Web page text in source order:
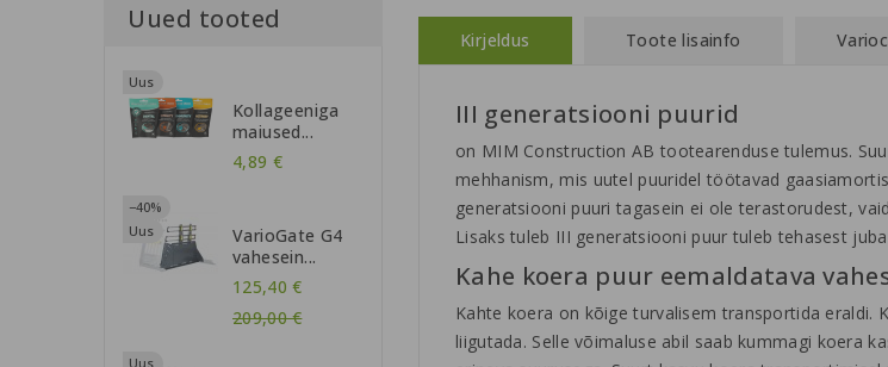
Uued tooted
Uus
Kollageeniga
maiused...
4,89 €
−40%
Uus
VarioGate G4
vahesein...
125,40 €Regular
price
209,00 €
Uus
Kirjeldus Toote lisainfo
III generatsiooni puurid
on MIM Construction AB tootearenduse tulemus.
mehhanism, mis uutel puuridel töötavad
generatsiooni puuri tagasein ei ole terastorudest,
Lisaks tuleb III generatsiooni puur tuleb tehasest
Kahe koera puur eemaldatava
Kahte koera on kõige turvalisem transportida eraldi.
liigutada. Selle võimaluse abil saab kummagi koera